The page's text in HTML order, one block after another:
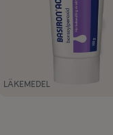
LÄKEMEDEL